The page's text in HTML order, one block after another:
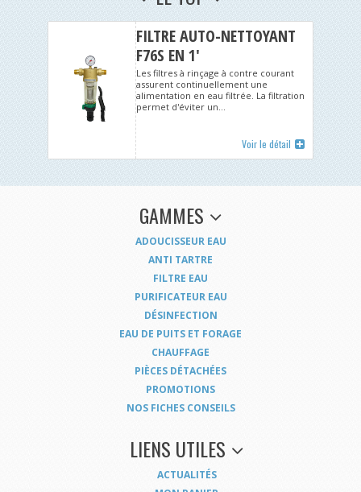
FILTRE AUTO-NETTOYANT
F76S EN 1'
Les filtres à rinçage à contre courant
assurent continuellement une
alimentation en eau filtrée. La filtration
permet d'éviter un...
Voir le détail
GAMMES
ADOUCISSEUR EAU
ANTI TARTRE
FILTRE EAU
PURIFICATEUR EAU
DÉSINFECTION
EAU DE PUITS ET FORAGE
CHAUFFAGE
PIÈCES DÉTACHÉES
PROMOTIONS
NOS FICHES CONSEILS
LIENS UTILES
ACTUALITÉS